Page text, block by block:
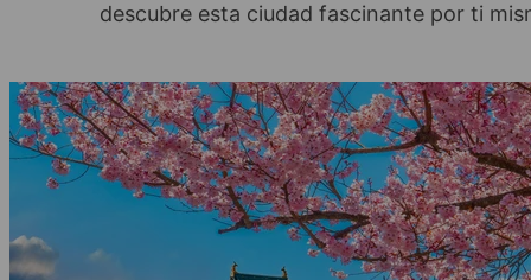
descubre esta ciudad fascinante por ti